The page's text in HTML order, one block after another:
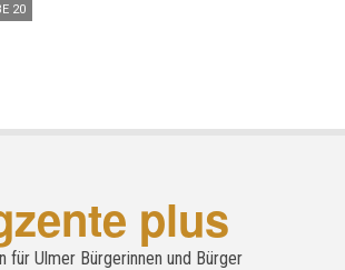
20
plus
für Ulmer Bürgerinnen und Bürger